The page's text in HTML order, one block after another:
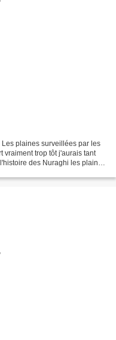
plaines surveillées par les
vraiment trop tôt j'aurais tant
des Nuraghi les plaines